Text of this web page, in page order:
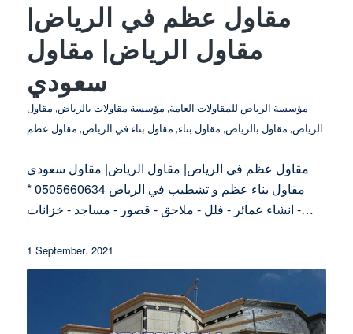
مقاول عظم في الرياض|
مقاول الرياض| مقاول
سعودي
مؤسسة الرياض للمقاولات العامة, مؤسسة مقاولات بالرياض, مقاول
الرياض, مقاول بالرياض, مقاول بناء, مقاول بناء في الرياض, مقاول عظم
مقاول عظم في الرياض| مقاول الرياض| مقاول سعودي
مقاول بناء عظم و تشطيب في الرياض 0505660634 *
انشاء عمائر - فلل - ملاحق - قصور - مساجد - خزانات -…
1 September، 2021